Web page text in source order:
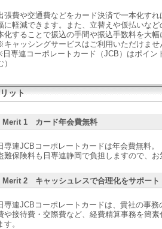
張費や交通費などをカード決済で一本化す
に軽減できます。また、立替えや仮払いな
化することで振込の手間や振込手数料を大幅
ャッシングサービスはご利用いただけませ
専連コーポレートカード（JCB）はポイン
）
ット
Merit 1 カード年会費無料
専連JCBコーポレートカードは年会費無料。
難保険料も日専連静岡で負担しますので、お
Merit 2 キャッシュレスで合理化をサポート
専連JCBコーポレートカードは、貴社の事
や接待費・交際費など、経費精算事務を簡
す。